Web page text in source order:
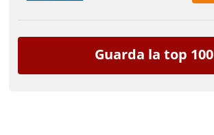
Guarda la top 100